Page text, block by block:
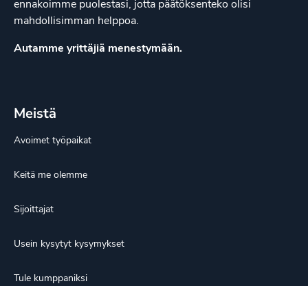
ennakoimme puolestasi, jotta päätöksenteko olisi
mahdollisimman helppoa.
Autamme yrittäjiä menestymään.
Meistä
Avoimet työpaikat
Keitä me olemme
Sijoittajat
Usein kysytyt kysymykset
Tule kumppaniksi